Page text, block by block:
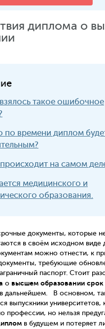
диплома о
такое ошибочное
по времени диплом
на самом
медицинского и
образования.
документы, которые
в своём исходном виде
можно отнести, к
требующие
паспорт. Стоит
о высшем образовании срок
дальнейшем.
В основном,
выпускники университетов,
профессии, но нельзя
в будущем и потеряет